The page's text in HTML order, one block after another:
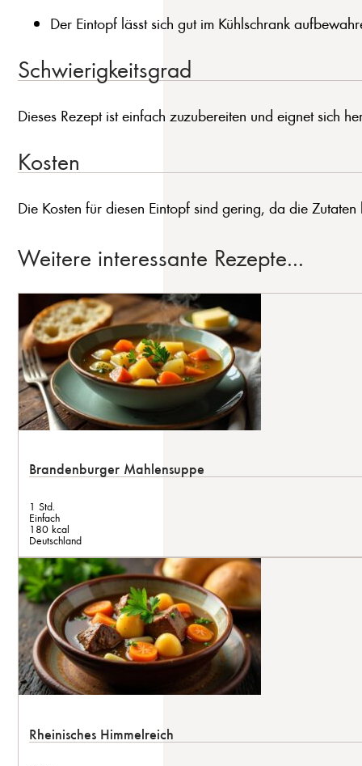
Der Eintopf lässt sich gut im Kühlschrank
Schwierigkeitsgrad
Dieses Rezept ist einfach zuzubereiten und eignet sich
Kosten
Die Kosten für diesen Eintopf sind gering, da die
Weitere interessante Rezepte...
Brandenburger Mahlensuppe
1 Std.
Einfach
180 kcal
Deutschland
Rheinisches Himmelreich